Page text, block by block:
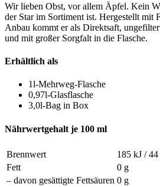
Wir lieben Obst, vor allem Äpfel. Kein
der Star im Sortiment ist. Hergestellt mit
Anbau kommt er als Direktsaft,
und mit großer Sorgfalt in die Flasche.
Erhältlich als
1l-Mehrweg-Flasche
0,97l-Glasflasche
3,0l-Bag in Box
Nährwertgehalt je 100 ml
Brennwert
185 kJ /
Fett
0 g
– davon gesättigte Fettsäuren 0 g